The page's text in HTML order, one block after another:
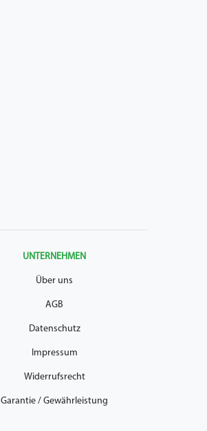
UNTERNEHMEN
Über uns
AGB
Datenschutz
Impressum
Widerrufsrecht
Garantie / Gewährleistung